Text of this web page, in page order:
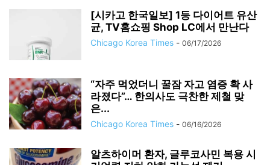
[시카고 한국일보] 1등 다이어트 유산
균, TV홈쇼핑 Shop LC에서 만난다
Chicago Korea Times - 06/17/2026
“자주 먹었더니 꿀잠 자고 염증 확 사
라졌다”… 한의사도 극찬한 제철 맞
은...
Chicago Korea Times - 06/16/2026
알츠하이머 환자, 글루코사민 복용 시